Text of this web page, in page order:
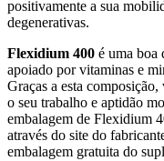
positivamente a sua
degenerativas.
Flexidium 400 é uma boa
apoiado por vitaminas e
Graças a esta
o seu trabalho e aptidão
embalagem de Flexidium
através do site do
embalagem gratuita do